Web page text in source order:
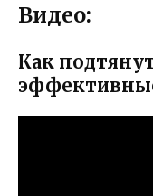
Видео:
Как